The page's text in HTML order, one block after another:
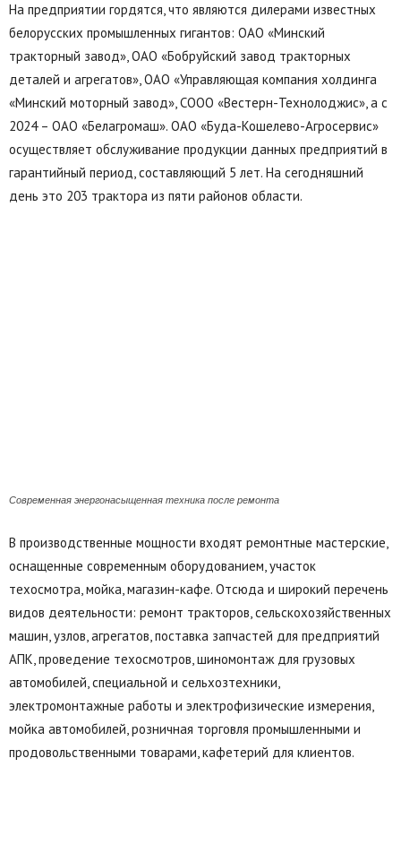
На предприятии гордятся, что являются дилерами известных
белорусских промышленных гигантов: ОАО «Минский
тракторный завод», ОАО «Бобруйский завод тракторных
деталей и агрегатов», ОАО «Управляющая компания холдинга
«Минский моторный завод», СООО «Вестерн-Технолоджис», а с
2024 – ОАО «Белагромаш». ОАО «Буда-Кошелево-Агросервис»
осуществляет обслуживание продукции данных предприятий в
гарантийный период, составляющий 5 лет. На сегодняшний
день это 203 трактора из пяти районов области.
Современная энергонасыщенная техника после ремонта
В производственные мощности входят ремонтные мастерские,
оснащенные современным оборудованием, участок
техосмотра, мойка, магазин-кафе. Отсюда и широкий перечень
видов деятельности: ремонт тракторов, сельскохозяйственных
машин, узлов, агрегатов, поставка запчастей для предприятий
АПК, проведение техосмотров, шиномонтаж для грузовых
автомобилей, специальной и сельхозтехники,
электромонтажные работы и электрофизические измерения,
мойка автомобилей, розничная торговля промышленными и
продовольственными товарами, кафетерий для клиентов.